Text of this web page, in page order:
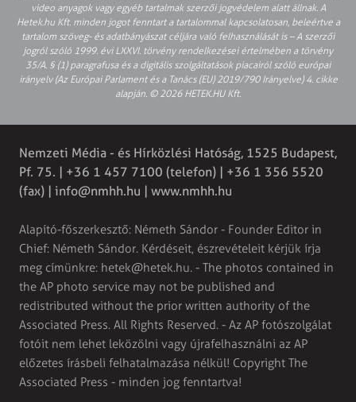
video anyagok vagy egyéb tartalmak szerzői jogvédelem alatt állnak. A
Hetek.hu Kft. minden jogot fenntart a tartalommal kapcsolatosan, beleértve a
tartalom szöveg- és adatbányászat céljára való felhasználását is – A szerzői
jogról szóló 1999. évi LXXVI. törvény rendelkezései értelmében a törvény
35/A. § (1) paragrafusa és a digitális szolgáltatások piacairól szóló európai
irányelv (Az Európai Parlament és a Tanács (EU) 2019/790 Irányelve) 4. cikke
alapján. © 2026 HETEK.HU Kft.
Nemzeti Média - és Hírközlési Hatóság, 1525 Budapest,
Pf. 75. | +36 1 457 7100 (telefon) | +36 1 356 5520
(fax) | info@nmhh.hu | www.nmhh.hu
Alapító-főszerkesztő: Németh Sándor - Founder Editor in
Chief: Németh Sándor. Kérdéseit, észrevételeit kérjük írja
meg címünkre: hetek@hetek.hu. - The photos contained in
the AP photo service may not be published and
redistributed without the prior written authority of the
Associated Press. All Rights Reserved. - Az AP fotószolgálat
fotóit nem lehet leközölni vagy újrafelhasználni az AP
előzetes írásbeli felhatalmazása nélkül! Copyright The
Associated Press - minden jog fenntartva!